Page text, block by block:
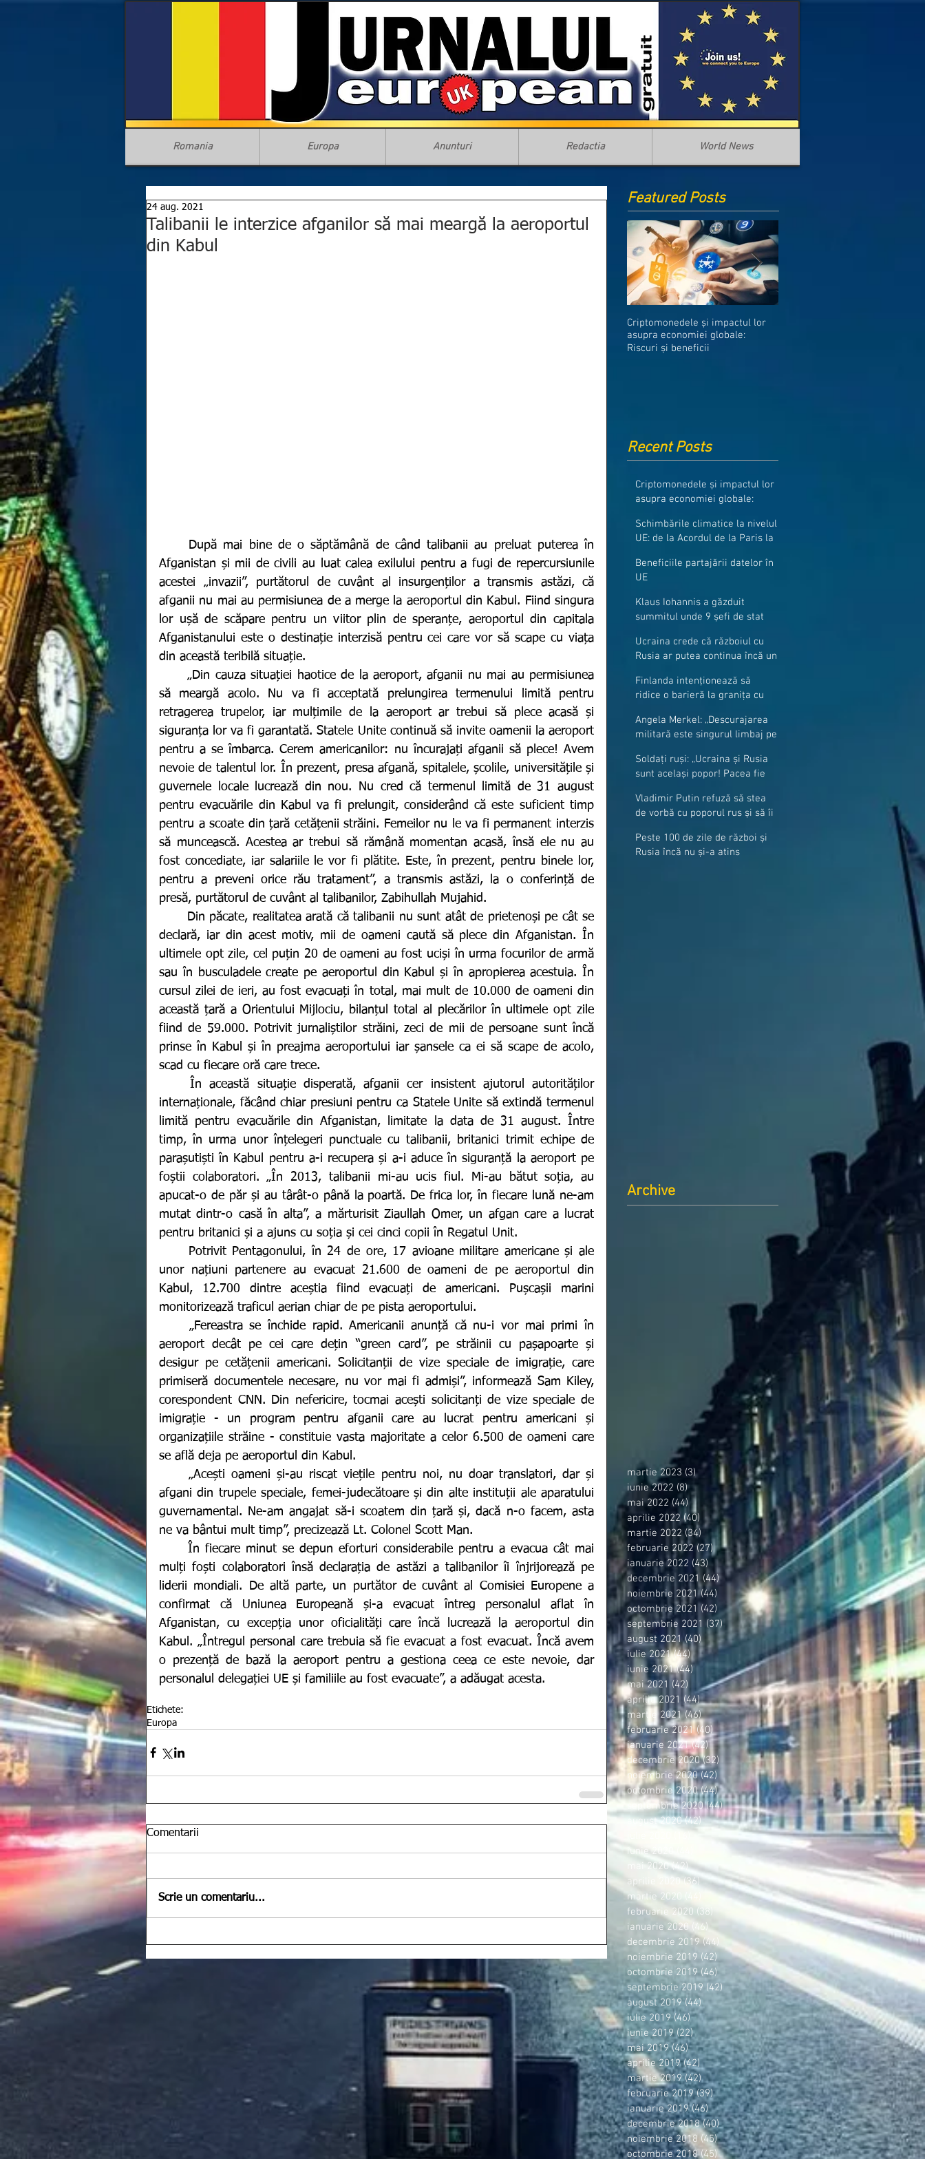
Romania Europa Anunturi Redactia World News
Talibanii le interzice afganilor să mai meargă la aeroportul
din Kabul
24 aug. 2021
Afganistan și mii de civili au luat calea exilului pentru a fugi de repercursiunile
acestei „invazii”, purtătorul de cuvânt al insurgenților a transmis astăzi, că
afganii nu mai au permisiunea de a merge la aeroportul din Kabul. Fiind singura
lor ușă de scăpare pentru un viitor plin de speranțe, aeroportul din capitala
Afganistanului este o destinație interzisă pentru cei care vor să scape cu viața
din această teribilă situație.
	„Din cauza situației haotice de la aeroport, afganii nu mai au permisiunea
să meargă acolo. Nu va fi acceptată prelungirea termenului limită pentru
retragerea trupelor, iar mulțimile de la aeroport ar trebui să plece acasă și
siguranța lor va fi garantată. Statele Unite continuă să invite oamenii la aeroport
pentru a se îmbarca. Cerem americanilor: nu încurajați afganii să plece! Avem
nevoie de talentul lor. În prezent, presa afgană, spitalele, școlile, universitățile și
guvernele locale lucrează din nou. Nu cred că termenul limită de 31 august
pentru evacuările din Kabul va fi prelungit, considerând că este suficient timp
pentru a scoate din țară cetățenii străini. Femeilor nu le va fi permanent interzis
să muncească. Acestea ar trebui să rămână momentan acasă, însă ele nu au
fost concediate, iar salariile le vor fi plătite. Este, în prezent, pentru binele lor,
pentru a preveni orice rău tratament”, a transmis astăzi, la o conferință de
presă, purtătorul de cuvânt al talibanilor, Zabihullah Mujahid.
declară, iar din acest motiv, mii de oameni caută să plece din Afganistan. În
ultimele opt zile, cel puțin 20 de oameni au fost uciși în urma focurilor de armă
sau în busculadele create pe aeroportul din Kabul și în apropierea acestuia. În
cursul zilei de ieri, au fost evacuați în total, mai mult de 10.000 de oameni din
această țară a Orientului Mijlociu, bilanțul total al plecărilor în ultimele opt zile
fiind de 59.000. Potrivit jurnaliștilor străini, zeci de mii de persoane sunt încă
prinse în Kabul și în preajma aeroportului iar șansele ca ei să scape de acolo,
scad cu fiecare oră care trece.
	În această situație disperată, afganii cer insistent ajutorul autorităților
internaționale, făcând chiar presiuni pentru ca Statele Unite să extindă termenul
limită pentru evacuările din Afganistan, limitate la data de 31 august. Între
timp, în urma unor înțelegeri punctuale cu talibanii, britanici trimit echipe de
parașutiști în Kabul pentru a-i recupera și a-i aduce în siguranță la aeroport pe
foștii colaboratori. „În 2013, talibanii mi-au ucis fiul. Mi-au bătut soția, au
apucat-o de păr și au târât-o până la poartă. De frica lor, în fiecare lună ne-am
mutat dintr-o casă în alta”, a mărturisit Ziaullah Omer, un afgan care a lucrat
pentru britanici și a ajuns cu soția și cei cinci copii în Regatul Unit.
unor națiuni partenere au evacuat 21.600 de oameni de pe aeroportul din
Kabul, 12.700 dintre aceștia fiind evacuați de americani. Pușcașii marini
monitorizează traficul aerian chiar de pe pista aeroportului.
aeroport decât pe cei care dețin “green card”, pe străinii cu pașapoarte și
desigur pe cetățenii americani. Solicitanții de vize speciale de imigrație, care
primiseră documentele necesare, nu vor mai fi admiși”, informează Sam Kiley,
corespondent CNN.
Din nefericire, tocmai acești solicitanți de vize speciale de
imigrație - un program pentru afganii care au lucrat pentru americani și
organizațiile străine - constituie vasta majoritate a celor 6.500 de oameni care
se află deja pe aeroportul din Kabul.
	„Acești oameni și-au riscat viețile pentru noi, nu doar translatori, dar și
afgani din trupele speciale, femei-judecătoare și din alte instituții ale aparatului
guvernamental. Ne-am angajat să-i scoatem din țară și, dacă n-o facem, asta
ne va bântui mult timp”, precizează Lt. Colonel Scott Man.
mulți foști colaboratori însă declarația de astăzi a talibanilor îi înjrijorează pe
liderii mondiali. De altă parte, un purtător de cuvânt al Comisiei Europene a
confirmat că Uniunea Europeană și-a evacuat întreg personalul aflat în
Afganistan, cu excepția unor oficialități care încă lucrează la aeroportul din
Kabul. „Întregul personal care trebuia să fie evacuat a fost evacuat. Încă avem
o prezență de bază la aeroport pentru a gestiona ceea ce este nevoie, dar
personalul delegației UE și familiile au fost evacuate”, a adăugat acesta.
Etichete:
Europa
Comentarii
Scrie un comentariu...
Featured Posts
Criptomonedele și impactul lor
asupra economiei globale:
Riscuri și beneficii
Recent Posts
Criptomonedele și impactul lor
asupra economiei globale:
Schimbările climatice la nivelul
UE: de la Acordul de la Paris la
Beneficiile partajării datelor în
UE
Klaus Iohannis a găzduit
summitul unde 9 șefi de stat
granițe
Ucraina crede că războiul cu
Rusia ar putea continua încă un
Finlanda intenționează să
ridice o barieră la granița cu
Angela Merkel: „Descurajarea
militară este singurul limbaj pe
Soldați ruși: „Ucraina și Rusia
sunt același popor! Pacea fie
Vladimir Putin refuză să stea
de vorbă cu poporul rus și să îi
Peste 100 de zile de război și
Rusia încă nu și-a atins
Archive
martie 2023 (3)3 postări
iunie 2022 (8)8 postări
mai 2022 (44) 44 postări
aprilie 2022 (40) 40 postări
martie 2022 (34) 34 postări
februarie 2022 (27)27 postări
ianuarie 2022 (43) 43 postări
decembrie 2021 (44)44 postări
noiembrie 2021 (44) 44 postări
octombrie 2021 (42) 42 postări
septembrie 2021 (37)37 postări
august 2021 (40)40 postări
iulie 2021 (44)44 postări
iunie 2021 (44) 44 postări
mai 2021 (42) 42 postări
aprilie 2021 (44)44 postări
martie 2021 (46)46 postări
februarie 2021 (40)40 postări
ianuarie 2021 (42)42 postări
decembrie 2020 (32) 32 postări
noiembrie 2020 (42) 42 postări
octombrie 2020 (44)44 postări
septembrie 2020 (44)44 postări
august 2020 (42)42 postări
16 postări
iunie 2020
44 postări
mai 2020 (42)42 postări
aprilie 2020 (36)36 postări
martie 2020
44 postări
februarie 2020 (38) 38 postări
ianuarie 2020
(46) 46 postări
decembrie 2019 (44) 44 postări
noiembrie 2019 (42)42 postări
octombrie 2019 (46)46 postări
septembrie 2019 (42) 42 postări
august 2019 (44)44 postări
iulie 2019 (46)46 postări
iunie 2019 (22)22 postări
mai 2019 (46)46 postări
aprilie 2019 (42)42 postări
martie 2019 (42)42 postări
februarie 2019 (39)39 postări
ianuarie 2019 (46)46 postări
decembrie 2018 (40)40 postări
noiembrie 2018 (45)45 postări
octombrie 2018 (45)45 postări